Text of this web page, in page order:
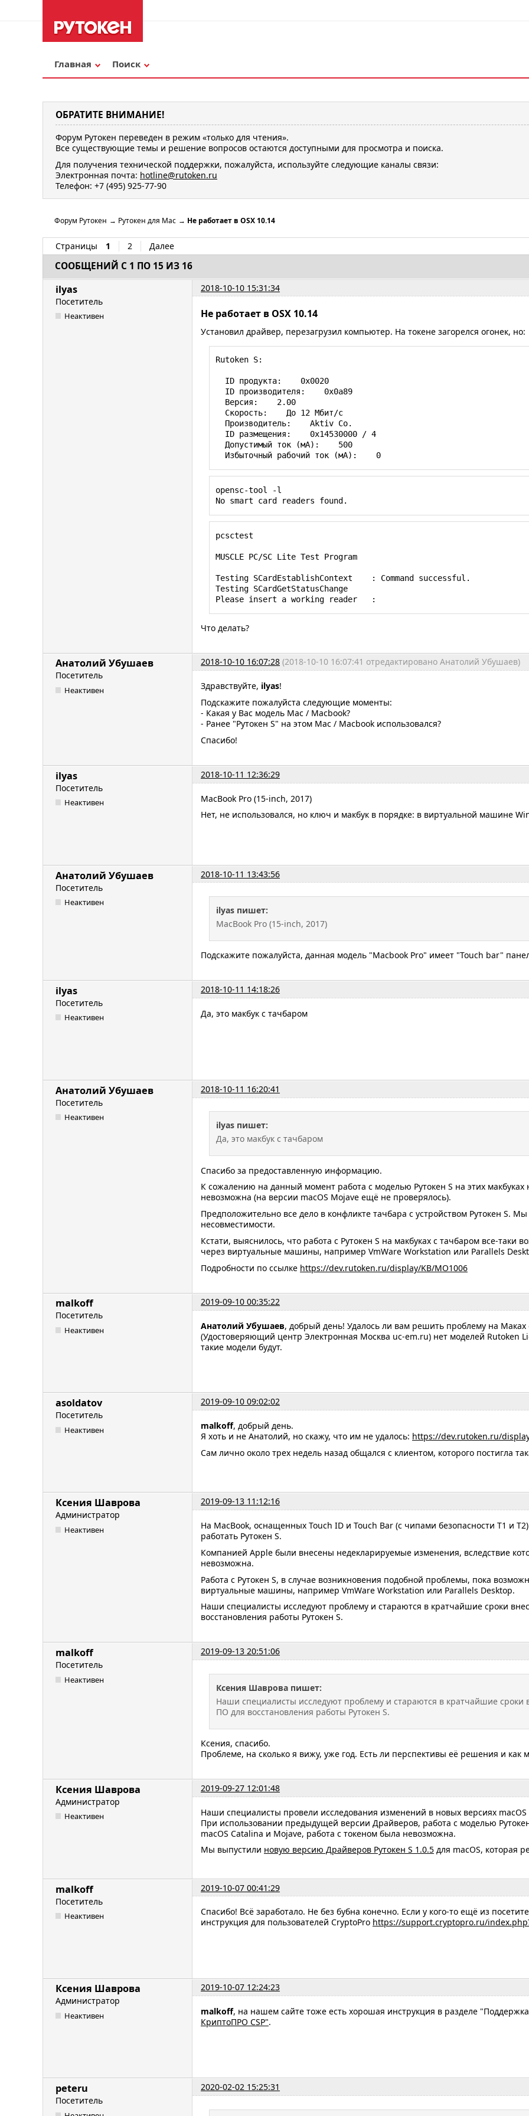
Главная Поиск
ОБРАТИТЕ ВНИМАНИЕ!
Форум Рутокен переведен в режим «только для чтения».
Все существующие темы и решение вопросов остаются доступными для просмотра и поиска.
Для получения технической поддержки, пожалуйста, используйте следующие каналы связи:
Электронная почта: hotline@rutoken.ru
Телефон: +7 (495) 925-77-90
Форум Рутокен → Рутокен для Mac → Не работает в OSX 10.14
Страницы 1 2 Далее
СООБЩЕНИЙ С 1 ПО 15 ИЗ 16
ilyas
2018-10-10 15:31:34
Посетитель
Неактивен Не работает в OSX 10.14
Установил драйвер, перезагрузил компьютер. На токене загорелся огонек, но:
Rutoken S:
  Избыточный рабочий ток (мА):    0
opensc-tool -l
No smart card readers found.
pcsctest
MUSCLE PC/SC Lite Test Program
Testing SCardEstablishContext    : Command successful.
Testing SCardGetStatusChange
Please insert a working reader   :
Что делать?
Анатолий Убушаев 2018-10-10 16:07:28 (2018-10-10 16:07:41 отредактировано Анатолий Убушаев)
Посетитель
Неактивен Здравствуйте, ilyas!
Подскажите пожалуйста следующие моменты:
- Какая у Вас модель Mac / Macbook?
- Ранее "Рутокен S" на этом Mac / Macbook использовался?
Спасибо!
ilyas
2018-10-11 12:36:29
Посетитель
Неактивен
MacBook Pro (15-inch, 2017)
Нет, не использовался, но ключ и макбук в порядке: в виртуальной машине
Анатолий Убушаев
2018-10-11 13:43:56
Посетитель
Неактивен
ilyas пишет:
MacBook Pro (15-inch, 2017)
Подскажите пожалуйста, данная модель "Macbook Pro" имеет "Touch bar"
ilyas
2018-10-11 14:18:26
Посетитель
Неактивен Да, это макбук с тачбаром
Анатолий Убушаев
2018-10-11 16:20:41
Посетитель
Неактивен
ilyas пишет:
Да, это макбук с тачбаром
Спасибо за предоставленную информацию.
К сожалению на данный момент работа с моделью Рутокен S на этих макбуках
невозможна (на версии macOS Mojave ещё не проверялось).
Предположительно все дело в конфликте тачбара с устройством Рутокен S.
несовместимости.
Кстати, выяснилось, что работа с Рутокен S на макбуках с тачбаром все-таки
через виртуальные машины, например VmWare Workstation или Parallels
Подробности по ссылке https://dev.rutoken.ru/display/KB/MO1006
malkoff
2019-09-10 00:35:22
Посетитель
Неактивен Анатолий Убушаев, добрый день! Удалось ли вам решить проблему на
(Удостоверяющий центр Электронная Москва uc-em.ru) нет моделей Rutoken
такие модели будут.
asoldatov
2019-09-10 09:02:02
Посетитель
Неактивен malkoff, добрый день.
Я хоть и не Анатолий, но скажу, что им не удалось: https://dev.rutoken.ru/
Сам лично около трех недель назад общался с клиентом, которого постигла
Ксения Шаврова
2019-09-13 11:12:16
Администратор
Неактивен
На MacBook, оснащенных Touch ID и Touch Bar (с чипами безопасности T1 и
работать Рутокен S.
Компанией Apple были внесены недекларируемые изменения, вследствие
невозможна.
Работа с Рутокен S, в случае возникновения подобной проблемы, пока
виртуальные машины, например VmWare Workstation или Parallels Desktop.
Наши специалисты исследуют проблему и стараются в кратчайшие сроки
восстановления работы Рутокен S.
malkoff
2019-09-13 20:51:06
Посетитель
Неактивен
Ксения Шаврова пишет:
Наши специалисты исследуют проблему и стараются в кратчайшие сроки
ПО для восстановления работы Рутокен S.
Ксения, спасибо.
Проблеме, на сколько я вижу, уже год. Есть ли перспективы её решения и как
Ксения Шаврова
2019-09-27 12:01:48
Администратор
Неактивен
Наши специалисты провели исследования изменений в новых версиях
При использовании предыдущей версии Драйверов, работа с моделью
macOS Catalina и Mojave, работа с токеном была невозможна.
Мы выпустили новую версию Драйверов Рутокен S 1.0.5 для macOS, которая
malkoff
2019-10-07 00:41:29
Посетитель
Неактивен
Спасибо! Всё заработало. Не без бубна конечно. Если у кого-то ещё из
инструкция для пользователей CryptoPro https://support.cryptopro.ru/
Ксения Шаврова
2019-10-07 12:24:23
Администратор
Неактивен malkoff, на нашем сайте тоже есть хорошая инструкция в разделе
КриптоПРО CSP".
peteru
2020-02-02 15:25:31
Посетитель